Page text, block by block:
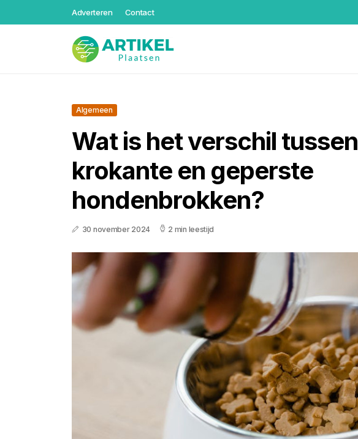
Adverteren Contact
Algemeen
Wat is het verschil tussen
krokante en geperste
hondenbrokken?
30 november 2024 2 min leestijd